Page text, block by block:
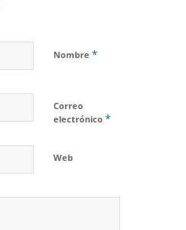
Nombre *
Correo
electrónico *
Web